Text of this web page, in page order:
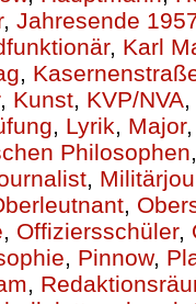
, Jahresende
, Karl
,
, Kunst, KVP/NVA,
, Lyrik, Major
Philosophen
,
,
, Offiziersschüler,
, Pinnow,
,